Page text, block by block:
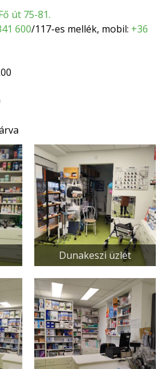
út 75-81.
600/117-es mellék, mobil: +36
Dunakeszi üzlet